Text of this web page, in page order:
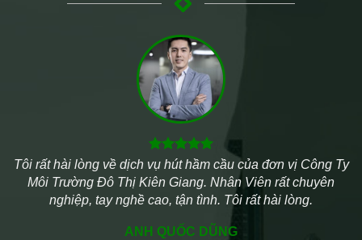
Tôi rất hài lòng về dịch vụ hút hầm cầu của đơn vị Công Ty
Môi Trường Đô Thị Kiên Giang. Nhân Viên rất chuyên
nghiệp, tay nghề cao, tận tình. Tôi rất hài lòng.
ANH QUỐC DŨNG